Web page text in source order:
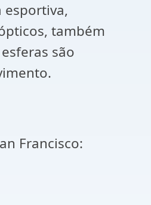
esportiva,
também
são
Francisco: